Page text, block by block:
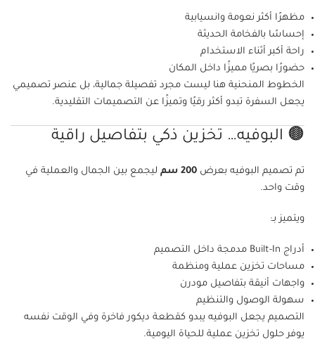
مظهرًا أكثر نعومة وانسيابية
إحساسًا بالفخامة الحديثة
راحة أكبر أثناء الاستخدام
حضورًا بصريًا مميزًا داخل المكان
الخطوط المنحنية هنا ليست مجرد تفصيلة جمالية، بل عنصر تصميمي
يجعل السفرة تبدو أكثر رقيًا وتميزًا عن التصميمات التقليدية.
🟤 البوفيه… تخزين ذكي بتفاصيل راقية
تم تصميم البوفيه بعرض 200 سم
ليجمع بين الجمال والعملية في
وقت واحد.
ويتميز بـ:
أدراج Built-In مدمجة داخل التصميم
مساحات تخزين عملية ومنظمة
واجهات أنيقة بتفاصيل مودرن
سهولة الوصول والتنظيم
التصميم يجعل البوفيه يبدو كقطعة ديكور فاخرة وفي الوقت نفسه
يوفر حلول تخزين عملية للحياة اليومية.